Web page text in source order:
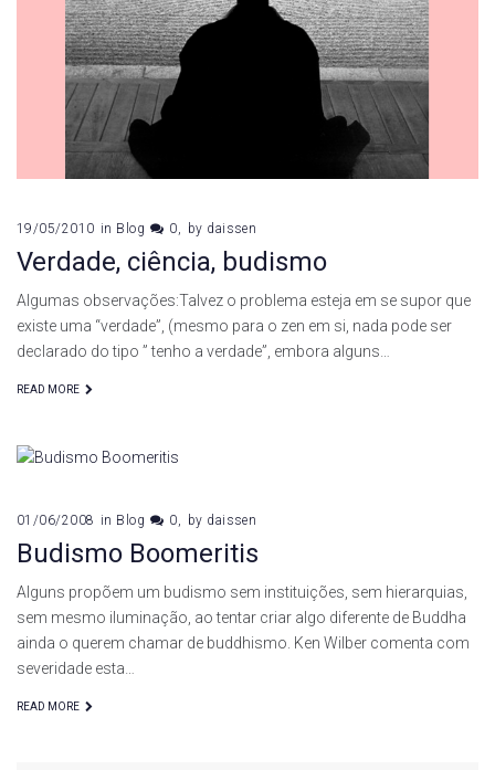
Wilber
19/05/2010 in Blog 0 by daissen
Verdade, ciência, budismo
Algumas observações:Talvez o problema esteja em se supor que
existe uma “verdade”, (mesmo para o zen em si, nada pode ser
declarado do tipo ” tenho a verdade”, embora alguns…
READ MORE
01/06/2008 in Blog 0 by daissen
Budismo Boomeritis
Alguns propõem um budismo sem instituições, sem hierarquias,
sem mesmo iluminação, ao tentar criar algo diferente de Buddha
ainda o querem chamar de buddhismo. Ken Wilber comenta com
severidade esta…
READ MORE